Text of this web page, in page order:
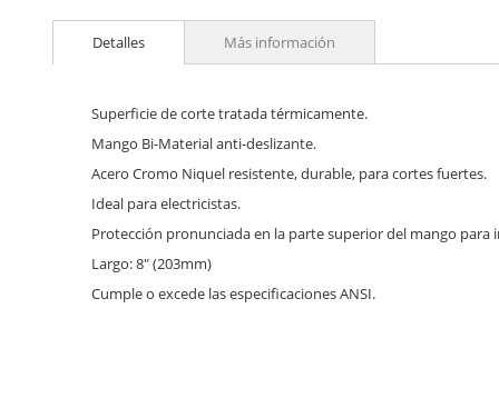
to
beginning
images
gallery
Detalles
Superficie de corte tratada térmicamente.
Mango Bi-Material anti-deslizante.
Acero Cromo Niquel resistente, durable, para cortes fuertes.
Ideal para electricistas.
Protección pronunciada en la parte superior del mango
Largo: 8" (203mm)
Cumple o excede las especificaciones ANSI.
Más información